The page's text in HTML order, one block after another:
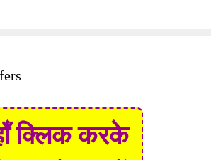
क्लिक करके